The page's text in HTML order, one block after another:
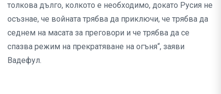
толкова дълго, колкото е необходимо, докато Русия не
осъзнае, че войната трябва да приключи, че трябва да
седнем на масата за преговори и че трябва да се
спазва режим на прекратяване на огъня“, заяви
Вадефул.